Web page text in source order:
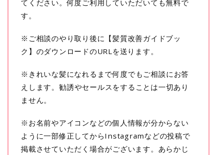
てください。何度ご利用していただいても無料で
す。
※ご相談のやり取り後に【髪質改善ガイドブッ
ク】のダウンロードのURLを送ります。
※きれいな髪になれる まで何度でもご相談にお答
えします。 勧誘やセールスをすることは一切あり
ません。
※お名前やアイコンなどの個人情報が分からない
ように一部修正してからInstagramなどの投稿で
掲載させていただく場合がございます。あらかじ